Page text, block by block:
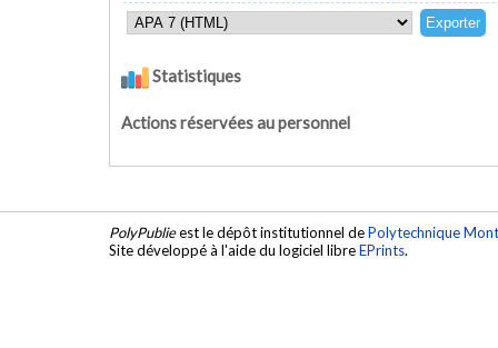
Statistiques
Actions réservées au personnel
PolyPublieest le dépôt institutionnel dePolytechnique
Site développé à l'aide du logiciel libreEPrints.